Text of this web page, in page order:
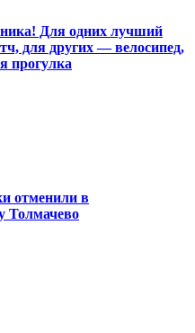
Для одних лучший
для других — велосипед,
прогулка
отменили в
Толмачево